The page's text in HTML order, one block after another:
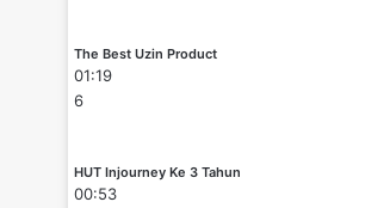
The Best Uzin Product
01:19
6
HUT Injourney Ke 3 Tahun
00:53